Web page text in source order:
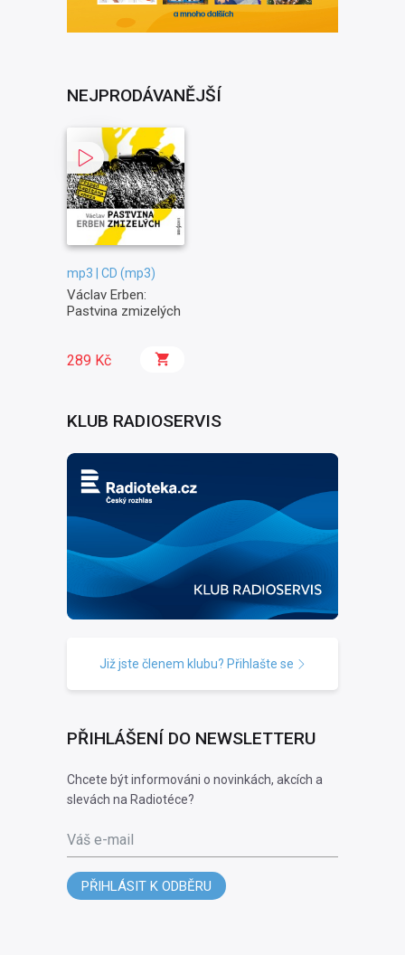
NEJPRODÁVANĚJŠÍ
mp3 | CD (mp3)
Václav Erben:
Pastvina zmizelých
289 Kč
KLUB RADIOSERVIS
Již jste členem klubu? Přihlašte se
PŘIHLÁŠENÍ DO NEWSLETTERU
Chcete být informováni o novinkách, akcích a
slevách na Radiotéce?
Váš e-mail
PŘIHLÁSIT K ODBĚRU